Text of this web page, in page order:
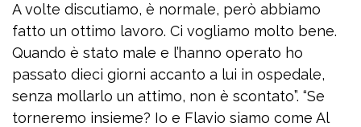
A volte discutiamo, è normale, però abbiamo
fatto un ottimo lavoro. Ci vogliamo molto bene.
Quando è stato male e l’hanno operato ho
passato dieci giorni accanto a lui in ospedale,
senza mollarlo un attimo, non è scontato”. “Se
torneremo insieme? Io e Flavio siamo come Al